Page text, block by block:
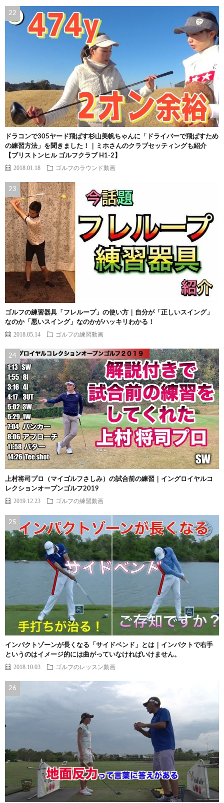
ドラコンで305ヤード飛ばす杉山美帆ちゃんに「ドライバーで飛ばすため
の練習方法」を聞きました！｜ミホさんのクラブセッティングも紹介
【ブリストンヒル ゴルフクラブ H1-2】
2018.01.18 ゴルフのラウンド動画
ゴルフの練習器具「フレループ」の使い方｜自分が「正しいスイング」
なのか「悪いスイング」なのかがハッキリわかる！
2018.05.14 ゴルフの練習動画
上村将司プロ（マイゴルフさしみ）の試合前の練習｜イングロイヤルコ
レクションオープンゴルフ2019
2019.12.23 ゴルフの練習動画
インパクトゾーンが長くなる「サイドベンド」とは｜インパクトで右手
というのはイメージ的には曲がっていなければいけません。
2018.10.03 ゴルフのレッスン動画